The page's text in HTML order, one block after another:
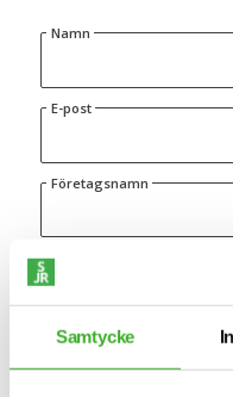
Samtycke
Namn
E-post
Företagsnamn
Telefon
Plats